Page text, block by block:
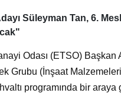
Süleyman Tan, 6.
Odası (ETSO) Başkan
Grubu (İnşaat
programında bir araya